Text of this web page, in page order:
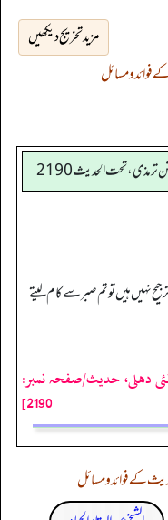
مزید تخریج دیکھیں
ترمذی، تحت الحديث 2190
نہیں ہیں تو تم صبر سے کام لیتے
دهلى، حدیث/صفحہ نمبر:
2190]
کے فوائد و مسائل